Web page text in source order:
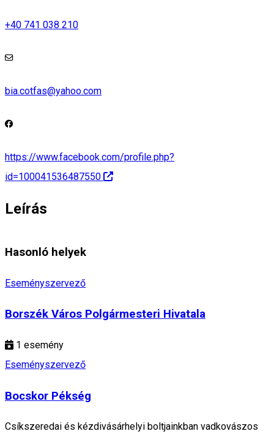
+40 741 038 210
bia.cotfas@yahoo.com
https://www.facebook.com/profile.php?
id=100041536487550
Leírás
Hasonló helyek
Eseményszervező
Borszék Város Polgármesteri Hivatala
1 esemény
Eseményszervező
Bocskor Pékség
Csíkszeredai és kézdivásárhelyi boltjainkban vadkovászos